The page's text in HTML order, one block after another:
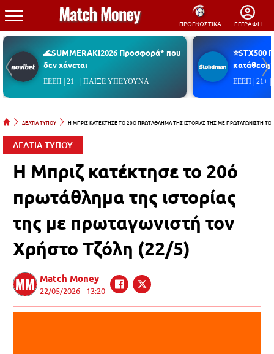
ΠΡΟΓΝΩΣΤΙΚΑ ΕΓΓΡΑΦΗ
🌊SUMMERAKI2026 Προσφορά* που
δεν χάνεται
ΕΕΕΠ | 21+ | ΠΑΙΞΕ ΥΠΕΥΘΥΝΑ
⭐STX500
ΕΕΕΠ | 21+
ΔΕΛΤΙΑ ΤΥΠΟΥ Η ΜΠΡΙΖ ΚΑΤΕΚΤΗΣΕ ΤΟ 20Ο ΠΡΩΤΑΘΛΗΜΑ ΤΗΣ ΙΣΤΟΡΙΑΣ ΤΗΣ ΜΕ ΠΡΩΤΑΓΩΝΙΣΤΗ
ΔΕΛΤΙΑ ΤΥΠΟΥ
Η Μπριζ κατέκτησε το 20ό
πρωτάθλημα της ιστορίας
της με πρωταγωνιστή τον
Χρήστο Τζόλη (22/5)
Match Money
22/05/2026 - 13:20